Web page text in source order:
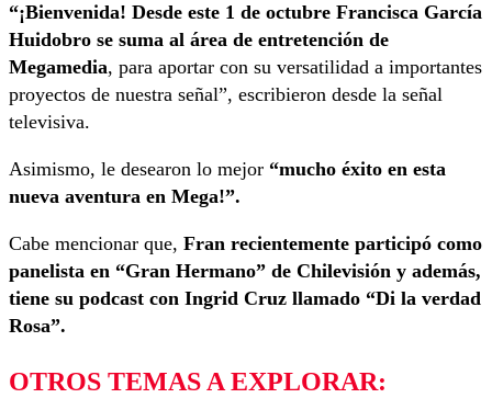
“¡Bienvenida! Desde este 1 de octubre Francisca García
Huidobro se suma al área de entretención de
Megamedia, para aportar con su versatilidad a importantes
proyectos de nuestra señal”, escribieron desde la señal
televisiva.
Asimismo, le desearon lo mejor “mucho éxito en esta
nueva aventura en Mega!”.
Cabe mencionar que, Fran recientemente participó como
panelista en “Gran Hermano” de Chilevisión y además,
tiene su podcast con Ingrid Cruz llamado “Di la verdad
Rosa”.
OTROS TEMAS A EXPLORAR: